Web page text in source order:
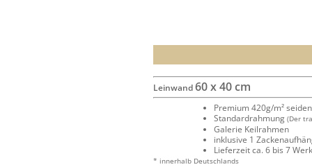
Leinwand60 x 40 cm
Premium 420g/m²
Standardrahmung (Der
Galerie Keilrahmen
inklusive 1
Lieferzeit ca. 6 bis 7
* innerhalb Deutschlands